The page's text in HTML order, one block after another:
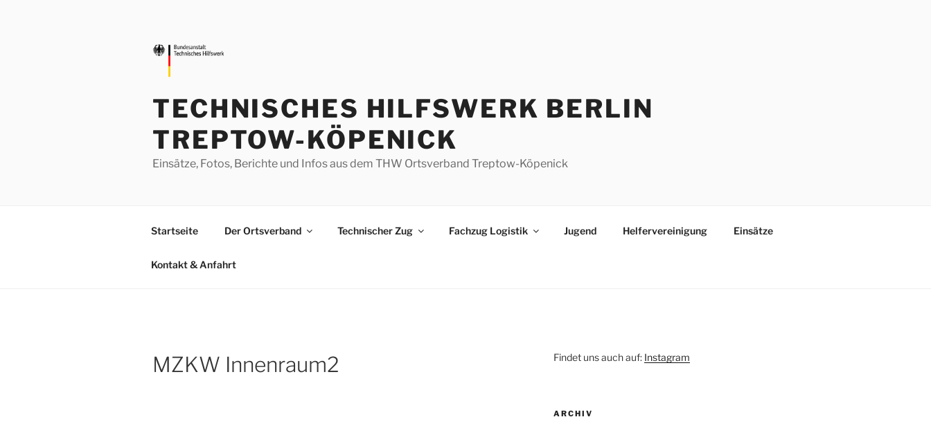
TECHNISCHES HILFSWERK BERLIN
TREPTOW-KÖPENICK
Einsätze, Fotos, Berichte und Infos aus dem THW Ortsverband Treptow-Köpenick
Startseite Der Ortsverband Technischer Zug Fachzug Logistik Jugend Helfervereinigung Einsätze
Kontakt & Anfahrt
MZKW Innenraum2 Findet uns auch auf: Instagram
ARCHIV